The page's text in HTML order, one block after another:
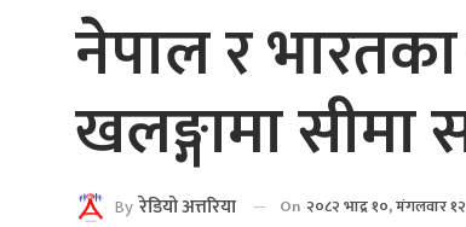
नेपाल र
खलङ्गामा
By रेडियाे अत्तरिया On २०८२ भाद्र १०, मंगलवार